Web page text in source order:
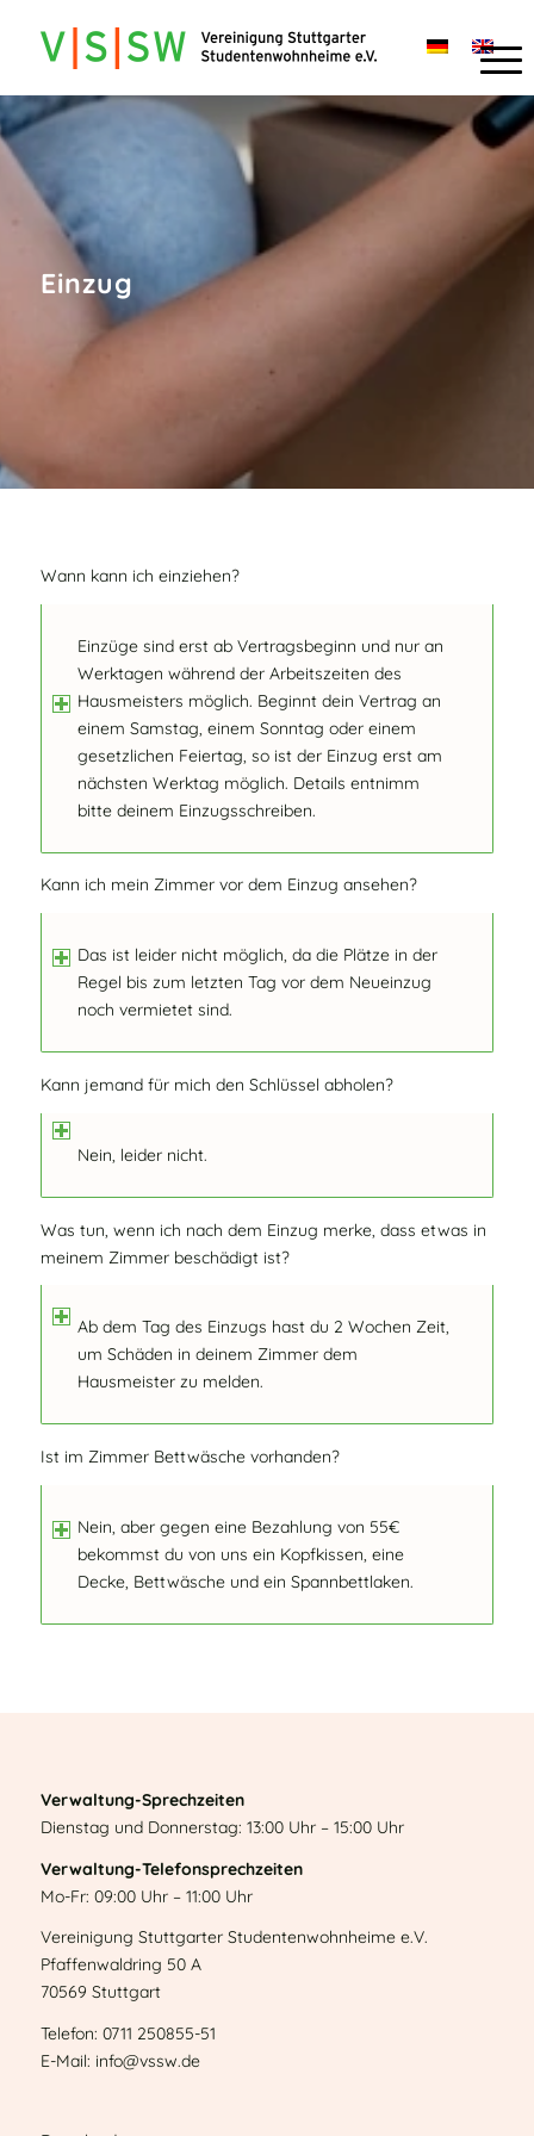
Einzug
Wann kann ich einziehen?
Einzüge sind erst ab Vertragsbeginn und nur an
Werktagen während der Arbeitszeiten des
Hausmeisters möglich. Beginnt dein Vertrag an
einem Samstag, einem Sonntag oder einem
gesetzlichen Feiertag, so ist der Einzug erst am
nächsten Werktag möglich. Details entnimm
bitte deinem Einzugsschreiben.
Kann ich mein Zimmer vor dem Einzug ansehen?
Das ist leider nicht möglich, da die Plätze in der
Regel bis zum letzten Tag vor dem Neueinzug
noch vermietet sind.
Kann jemand für mich den Schlüssel abholen?
Nein, leider nicht.
Was tun, wenn ich nach dem Einzug merke, dass etwas in
meinem Zimmer beschädigt ist?
Ab dem Tag des Einzugs hast du 2 Wochen Zeit,
um Schäden in deinem Zimmer dem
Hausmeister zu melden.
Ist im Zimmer Bettwäsche vorhanden?
Nein, aber gegen eine Bezahlung von 55€
bekommst du von uns ein Kopfkissen, eine
Decke, Bettwäsche und ein Spannbettlaken.
Verwaltung-Sprechzeiten
Dienstag und Donnerstag: 13:00 Uhr – 15:00 Uhr
Verwaltung-Telefonsprechzeiten
Mo-Fr: 09:00 Uhr – 11:00 Uhr
Vereinigung Stuttgarter Studentenwohnheime e.V.
Pfaffenwaldring 50 A
70569 Stuttgart
Telefon: 0711 250855-51
E-Mail: info@vssw.de